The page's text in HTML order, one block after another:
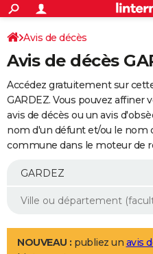
ACTUALITÉS
Politique
Société
Faits Divers
Education
Monde
Villes
+
SPORT
Coupe du monde 2026
Football
Tennis
Cyclisme
Rugby
Forum
Programme TV
TNT
Streaming
Cinéma
Sorties cinéma
Musique
+
FINANCE
Retraite
Epargne
Immobilier
Risques naturels par ville
Banque
Assurance
AUTO
Essais
Réserver un essai
Citadines
Berlines
SUV
Forum auto
+
Mobiles
Meilleur smartphone
Internet
Ordinateurs
Jeux vidéo
Guide high-tech
Aménagement intérieur
LIFESTYLE
Avis de décès
Avis de décès
Accédez gratuitement sur
GARDEZ. Vous pouvez affiner
avis de décès ou un avis
nom d'un défunt et/ou le nom
commune dans le moteur de
NOUVEAU : publiez un avis